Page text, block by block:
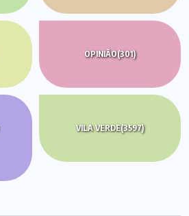
OPINIÃO(301)
VILA VERDE(3597)